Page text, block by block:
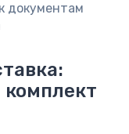
документам
комплект